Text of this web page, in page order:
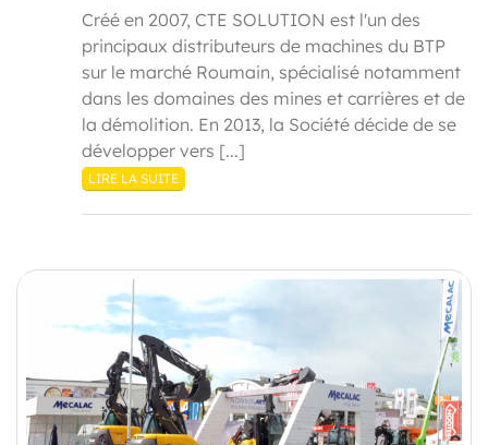
Créé en 2007, CTE SOLUTION est l'un des
principaux distributeurs de machines du BTP
sur le marché Roumain, spécialisé notamment
dans les domaines des mines et carrières et de
la démolition. En 2013, la Société décide de se
développer vers [...]
LIRE LA SUITE